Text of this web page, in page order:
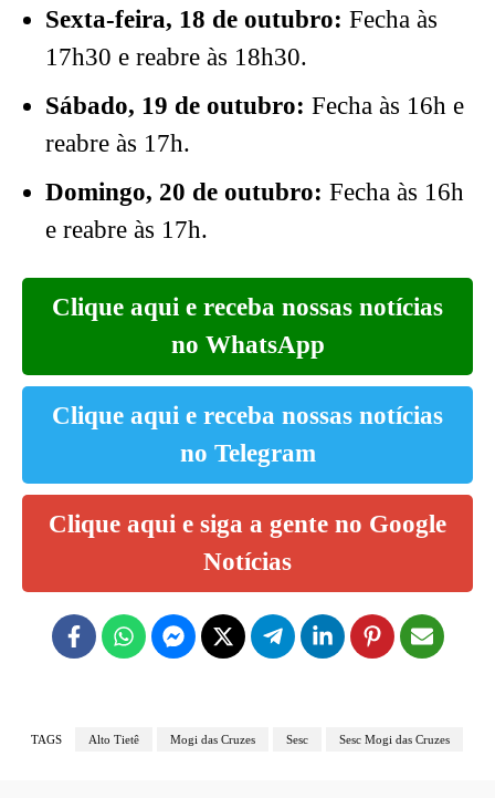
Sexta-feira, 18 de outubro: Fecha às
17h30 e reabre às 18h30.
Sábado, 19 de outubro: Fecha às 16h e
reabre às 17h.
Domingo, 20 de outubro: Fecha às 16h
e reabre às 17h.
Clique aqui e receba nossas notícias
no WhatsApp
Clique aqui e receba nossas notícias
no Telegram
Clique aqui e siga a gente no Google
Notícias
TAGS Alto Tietê Mogi das Cruzes Sesc Sesc Mogi das Cruzes